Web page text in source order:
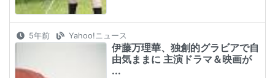
5年前 Yahoo!ニュース
伊藤万理華、独創的グラビアで自
由気ままに 主演ドラマ＆映画が
...